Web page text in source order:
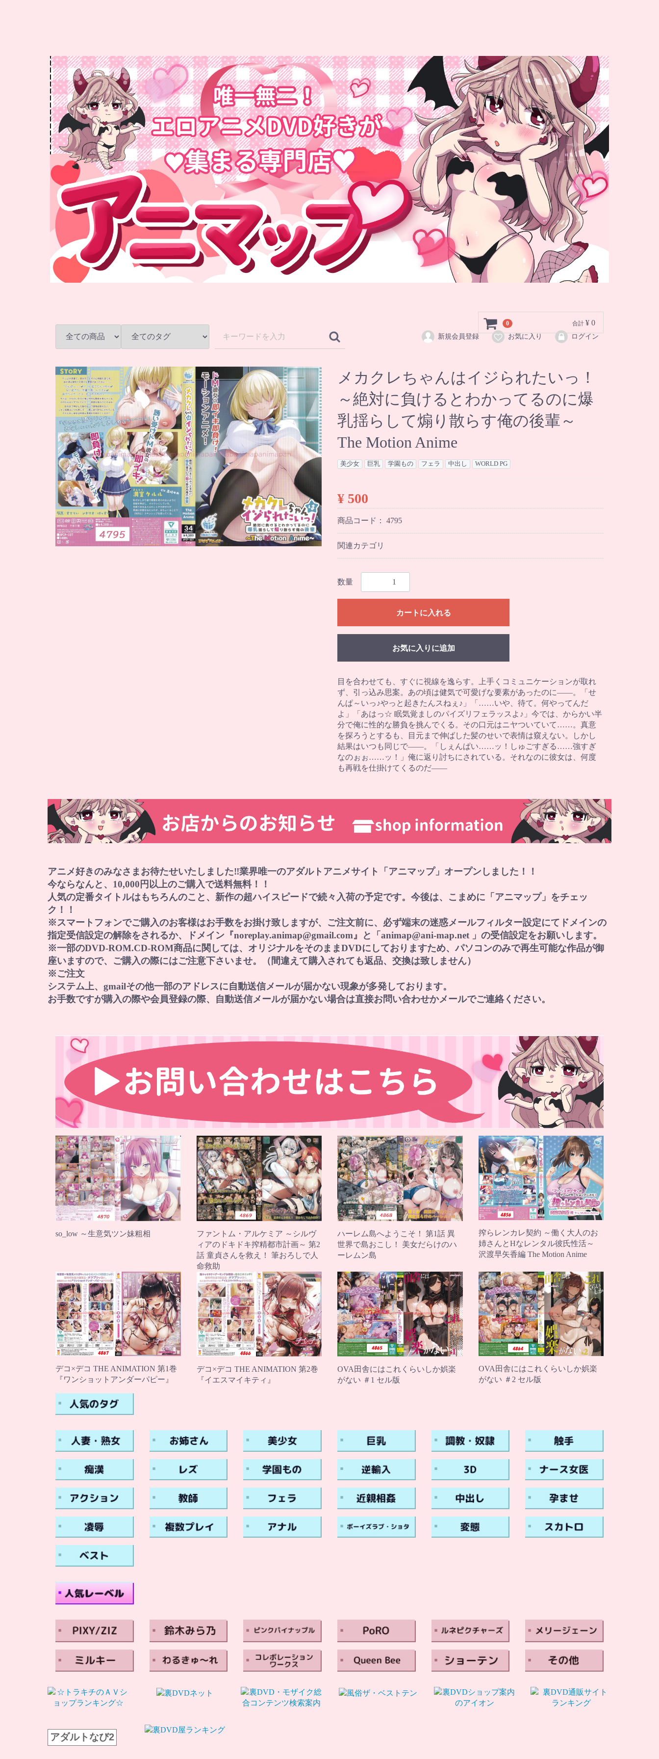
0 合計 ¥ 0
新規会員登録 お気に入り ログイン
メカクレちゃんはイジられたいっ！
～絶対に負けるとわかってるのに爆
乳揺らして煽り散らす俺の後輩～
The Motion Anime
美少女 巨乳 学園もの フェラ 中出し WORLD PG
¥ 500
商品コード： 4795
関連カテゴリ
数量
カートに入れる
お気に入りに追加
目を合わせても、すぐに視線を逸らす。上手くコミュニケーションが取れ
ず、引っ込み思案。あの頃は健気で可愛げな要素があったのに――。「せ
んぱ～いっ♪やっと起きたんスねぇ♪」「……いや、待て。何やってんだ
よ」「あはっ☆ 眠気覚ましのパイズリフェラッスよ♪」今では、からかい半
分で俺に性的な勝負を挑んでくる。その口元はニヤついていて……。真意
を探ろうとするも、目元まで伸ばした髪のせいで表情は窺えない。しかし
結果はいつも同じで――。「しぇんぱい……ッ！しゅごすぎる……強すぎ
なのぉぉ……ッ！」俺に返り討ちにされている。それなのに彼女は、何度
も再戦を仕掛けてくるのだ――
アニメ好きのみなさまお待たせいたしました‼業界唯一のアダルトアニメサイト「アニマップ」オープンしました！！
今ならなんと、10,000円以上のご購入で送料無料！！
人気の定番タイトルはもちろんのこと、新作の超ハイスピードで続々入荷の予定です。今後は、こまめに「アニマップ」をチェッ
ク！！
※スマートフォンでご購入のお客様はお手数をお掛け致しますが、ご注文前に、必ず端末の迷惑メールフィルター設定にてドメインの
指定受信設定の解除をされるか、ドメイン『noreplay.animap@gmail.com』と「animap@ani-map.net 」の受信設定をお願いします。
※一部のDVD-ROM.CD-ROM商品に関しては、オリジナルをそのままDVDにしておりますため、パソコンのみで再生可能な作品が御
座いますので、ご購入の際にはご注意下さいませ。（間違えて購入されても返品、交換は致しません）
※ご注文
システム上、gmailその他一部のアドレスに自動送信メールが届かない現象が多発しております。
お手数ですが購入の際や会員登録の際、自動送信メールが届かない場合は直接お問い合わせかメールでご連絡ください。
so_low ～生意気ツン妹粗相
ファントム・アルケミア ～シルヴ
ィアのドキドキ搾精都市計画～ 第2
話 童貞さんを救え！ 筆おろしで人
命救助
ハーレム島へようこそ！ 第1話 異
世界で島おこし！ 美女だらけのハ
ーレムン島
搾らレンカレ契約 ～働く大人のお
姉さんとHなレンタル彼氏性活～
沢渡早矢香編 The Motion Anime
デコ×デコ THE ANIMATION 第1巻
『ワンショットアンダーパピー』
デコ×デコ THE ANIMATION 第2巻
『イエスマイキティ』
OVA田舎にはこれくらいしか娯楽
がない ＃1 セル版
OVA田舎にはこれくらいしか娯楽
がない ＃2 セル版
アダルトなび2